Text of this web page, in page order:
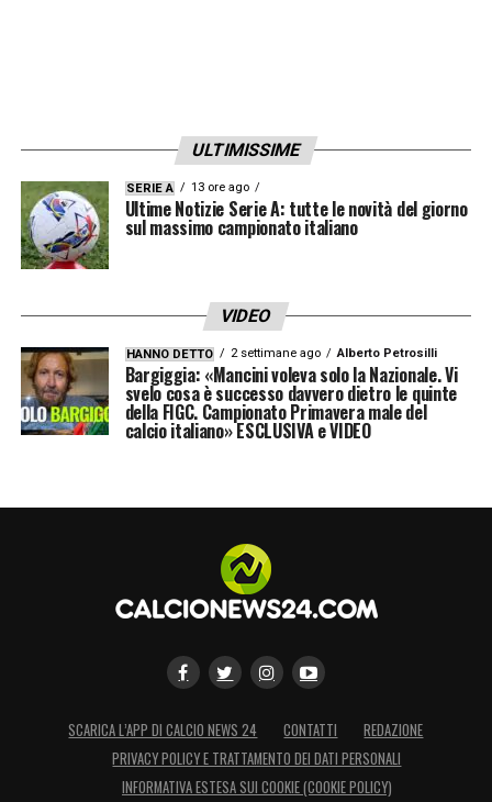
ULTIMISSIME
SERIE A 13 ore ago
Ultime Notizie Serie A: tutte le novità del giorno
sul massimo campionato italiano
VIDEO
HANNO DETTO 2 settimane ago Alberto Petrosilli
Bargiggia: «Mancini voleva solo la Nazionale. Vi
svelo cosa è successo davvero dietro le quinte
della FIGC. Campionato Primavera male del
calcio italiano» ESCLUSIVA e VIDEO
SCARICA L’APP DI CALCIO NEWS 24 CONTATTI
REDAZIONE
PRIVACY POLICY E TRATTAMENTO DEI DATI PERSONALI
INFORMATIVA ESTESA SUI COOKIE (COOKIE POLICY)